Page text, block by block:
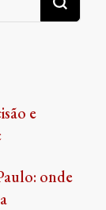
e
onde